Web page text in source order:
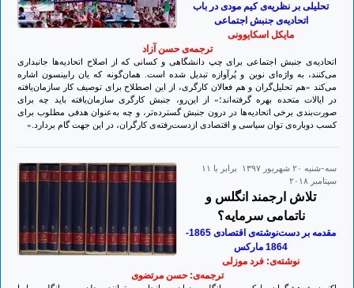
تحلیلی بر نظریه‌ی کیم مودی در باب
اتحادیه‌ی جنبش اجتماعی
مایکل اسکایوونی
ترجمه‌ی حسن آزاد
اتحادیه‌ی جنبش اجتماعی برای چپ دانشگاهی و کسانی که از اصلاح اتحادیه‌ها جانبداری
می‌کنند، به واژه‌ای نوین و پُرآوازه تبدیل شده است. همان‌گونه که یان رابینسون اشاره
می‌کند «هم تحلیل‌گران و هم فعالان کارگری، از این اصطلاح برای توصیف کار سازمان‌یافته
در ایالات متحده بهره گرفته‌اند؛» از این‌رو، جنبش کارگری سازمان‌یافته باید چه برای
صورت‌بندی برخی اتحادیه‌ها در درون جنبش گسترده‌تر، و چه به‌عنوان هدفی مطلوب برای
کسب دوباره‌ی توان سیاسی و اقتصادی ازدست‌رفته‌ی کارگران، در این جهت گام بردارد.»
سه-شنبه ۲۰ شهريور ۱۳۹۷ برابر با ۱۱
سپتامبر ۲۰۱۸
تلاش ارجمند انگلس و
ناتمامی سرمایه؟
مقدمه بر دست‌نوشته‌ی اقتصادی 1865-
1864 مارکس
نوشته‌ی: فرد موزلی
ترجمه‌ی: حسن مرتضوی